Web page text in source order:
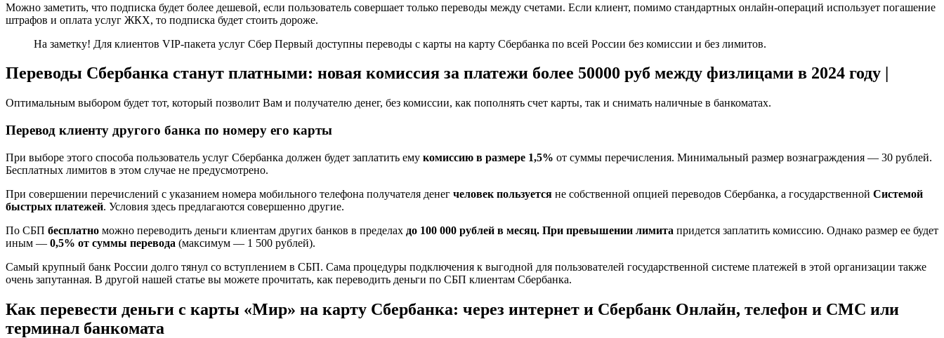
Можно заметить, что подписка будет более дешевой, если пользователь совершает только переводы между счетами. Если клиент, помимо стандартных онлайн-операций использует погашение
штрафов и оплата услуг ЖКХ, то подписка будет стоить дороже.
На заметку! Для клиентов VIP-пакета услуг Сбер Первый доступны переводы с карты на карту Сбербанка по всей России без комиссии и без лимитов.
Переводы Сбербанка станут платными: новая комиссия за платежи более 50000 руб между физлицами в 2024 году |
Оптимальным выбором будет тот, который позволит Вам и получателю денег, без комиссии, как пополнять счет карты, так и снимать наличные в банкоматах.
Перевод клиенту другого банка по номеру его карты
При выборе этого способа пользователь услуг Сбербанка должен будет заплатить ему комиссию в размере 1,5% от суммы перечисления. Минимальный размер вознаграждения — 30 рублей.
Бесплатных лимитов в этом случае не предусмотрено.
При совершении перечислений с указанием номера мобильного телефона получателя денег человек пользуется не собственной опцией переводов Сбербанка, а государственной Системой
быстрых платежей. Условия здесь предлагаются совершенно другие.
По СБП бесплатно можно переводить деньги клиентам других банков в пределах до 100 000 рублей в месяц. При превышении лимита придется заплатить комиссию. Однако размер ее будет
иным — 0,5% от суммы перевода (максимум — 1 500 рублей).
Самый крупный банк России долго тянул со вступлением в СБП. Сама процедуры подключения к выгодной для пользователей государственной системе платежей в этой организации также
очень запутанная. В другой нашей статье вы можете прочитать, как переводить деньги по СБП клиентам Сбербанка.
Как перевести деньги с карты «Мир» на карту Сбербанка: через интернет и Сбербанк Онлайн, телефон и СМС или
терминал банкомата